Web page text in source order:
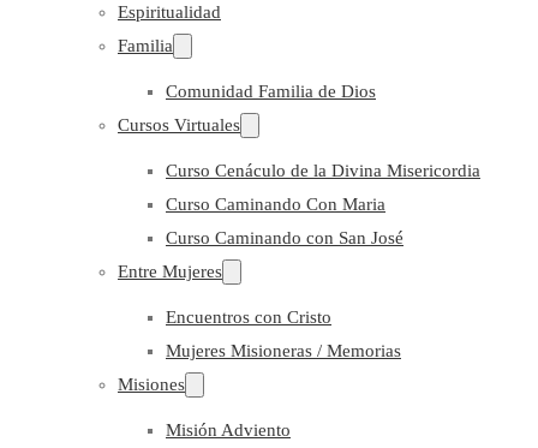
Espiritualidad
Familia
Comunidad Familia de Dios
Cursos Virtuales
Curso Cenáculo de la Divina Misericordia
Curso Caminando Con Maria
Curso Caminando con San José
Entre Mujeres
Encuentros con Cristo
Mujeres Misioneras / Memorias
Misiones
Misión Adviento